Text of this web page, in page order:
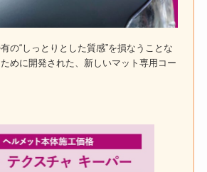
の“しっとりとした質感”を損なうことな
めに開発された、新しいマット専用コー